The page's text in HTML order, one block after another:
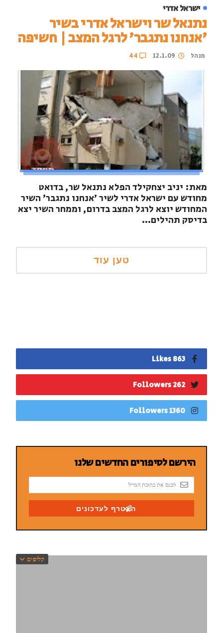
ישראל אדרי
נתנאל שר וישראל אדרי בשיר
'אנחנו נתגבר' לרגל המצב | חשיפה
מנהל 12.1.09
44
מאת: יניב יצחקילד הפלא נתנאל שר, בדואט
מחודש עם ישראל אדרי לשיר 'אנחנו נתגבר' השיר
המחודש יוצא לרגל המצב בדרום, וממחר השיר יצא
בדיסק תהילים...
863 Likes
262 Followers
1360 Followers
קליפים